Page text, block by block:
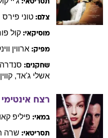
תסריטאי:
צלם: טוני פירס
מוסיקאי: קול
מפיק: ארווין
שחקנים: סנדרה
אשלי ג'אד, קווין
רצח אינטימי
במאי: פיליפ
תסריטאי: שרה